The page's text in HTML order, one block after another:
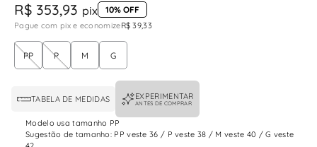
R$ 353,93 pix 10% OFF
Pague com pix e economizeR$ 39,33
PP P M G
TABELA DE MEDIDAS EXPERIMENTAR
ANTES DE COMPRAR
Modelo usa tamanho PP
Sugestão de tamanho: PP veste 36 / P veste 38 / M veste 40 / G veste